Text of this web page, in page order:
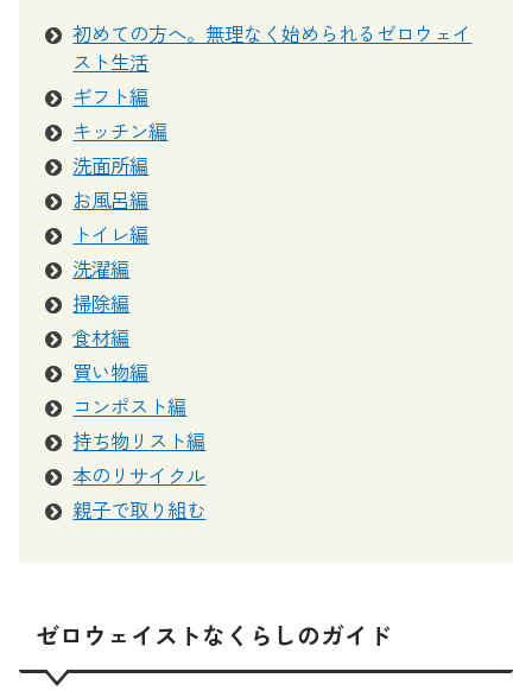
初めての方へ。無理なく始められるゼロウェイ
スト生活
ギフト編
キッチン編
洗面所編
お風呂編
トイレ編
洗濯編
掃除編
食材編
買い物編
コンポスト編
持ち物リスト編
本のリサイクル
親子で取り組む
ゼロウェイストなくらしのガイド